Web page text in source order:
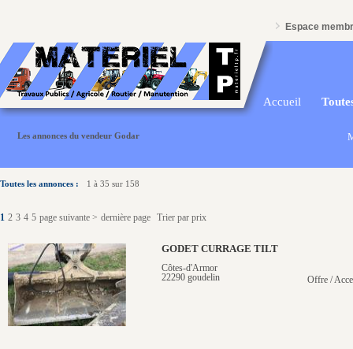
Espace
Accueil
Les annonces du vendeur Godar
Toutes les annonces : 1 à 35 sur 158
1 2 3 4 5 page suivante > dernière page Trier par prix
GODET CURRAGE TILT
Côtes-d'Armor
22290 goudelin
Offre /